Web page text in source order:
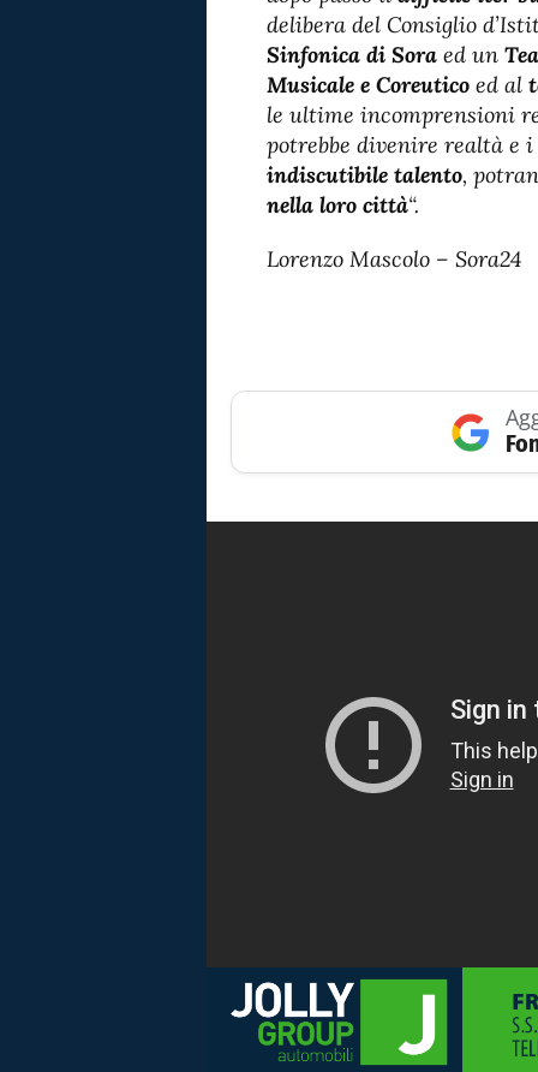
delibera del Consiglio
Sinfonica di Sora ed un
Musicale e Coreutico ed al
le ultime incomprensioni
potrebbe divenire realtà e
indiscutibile talento,
nella loro città“.
Lorenzo Mascolo – Sora24